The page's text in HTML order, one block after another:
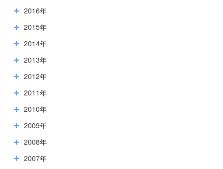
2016年
2015年
2014年
2013年
2012年
2011年
2010年
2009年
2008年
2007年